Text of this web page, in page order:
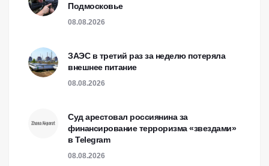
Подмосковье
08.08.2026
ЗАЭС в третий раз за неделю потеряла
внешнее питание
08.08.2026
Суд арестовал россиянина за
финансирование терроризма «звездами»
в Telegram
08.08.2026